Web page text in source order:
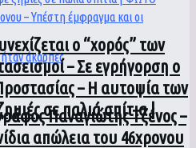
Παναγιώτης Τζένος –
απώλεια του 46χρονου
ο “χορός” των
– Σε εγρήγορση ο
– Η αυτοψία των
σε παλιά σπίτια |